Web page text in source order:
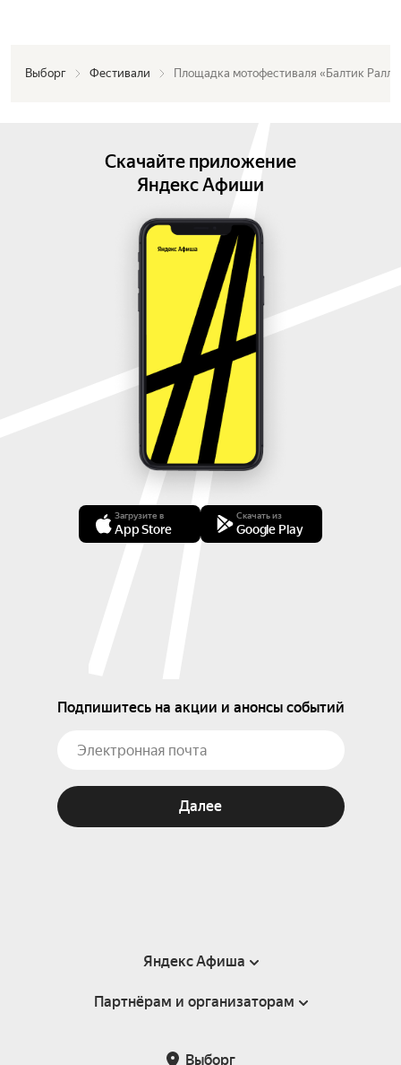
Выборг Фестивали Площадка мотофестиваля «Балтик
Скачайте приложение
Яндекс Афиши
Загрузите в
App Store
Скачать из
Google Play
Подпишитесь на акции и анонсы событий
Далее
Яндекс Афиша
Справка
Партнёрам и организаторам
Выборг